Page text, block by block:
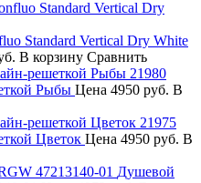
Standard Vertical Dry White
В корзину Сравнить
21980
Рыбы Цена 4950 руб. В
21975
Цветок Цена 4950 руб. В
Душевой